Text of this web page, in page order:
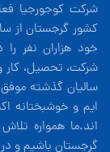
شرکت کوجورجیا
خود هزاران نفر
شرکت، تحصیل، کار
سالیان گذشته
ایم و خوشبختانه
اند.ما همواره
گرجستان باشیم و